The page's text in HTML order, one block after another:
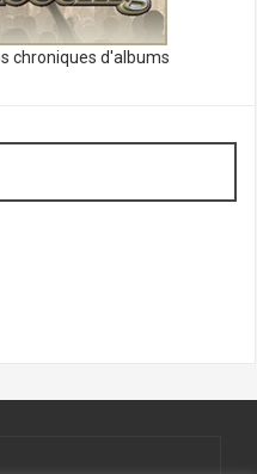
chroniques d'albums